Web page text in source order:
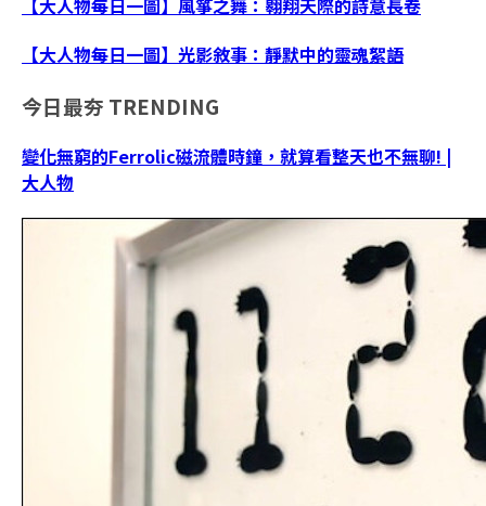
【大人物每日一圖】風箏之舞：翱翔天際的詩意長卷
【大人物每日一圖】光影敘事：靜默中的靈魂絮語
今日最夯 TRENDING
變化無窮的Ferrolic磁流體時鐘，就算看整天也不無聊! |
大人物